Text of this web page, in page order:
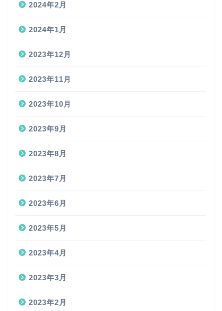
2024年2月
2024年1月
2023年12月
2023年11月
2023年10月
2023年9月
2023年8月
2023年7月
2023年6月
2023年5月
2023年4月
2023年3月
2023年2月